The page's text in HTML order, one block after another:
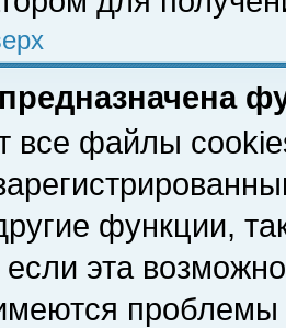
все файлы
функции,
эта